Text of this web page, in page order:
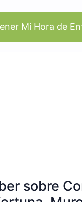
Mi Hora de
sobre